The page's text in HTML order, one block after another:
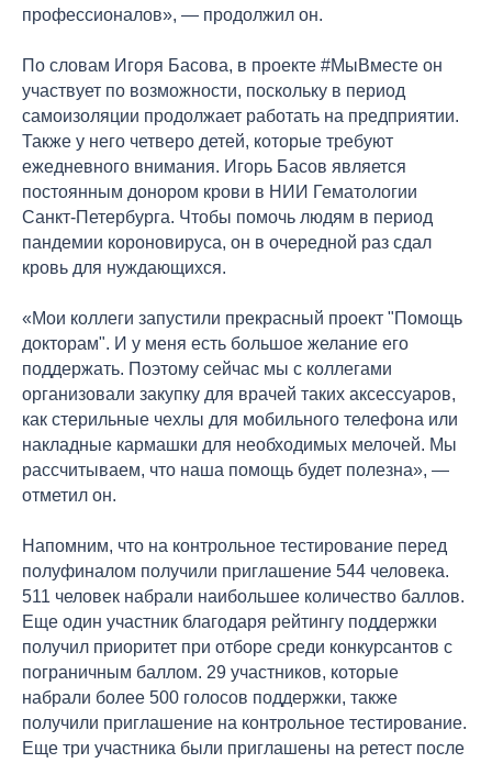
профессионалов», — продолжил он.
По словам Игоря Басова, в проекте #МыВместе он
участвует по возможности, поскольку в период
самоизоляции продолжает работать на предприятии.
Также у него четверо детей, которые требуют
ежедневного внимания. Игорь Басов является
постоянным донором крови в НИИ Гематологии
Санкт-Петербурга. Чтобы помочь людям в период
пандемии короновируса, он в очередной раз сдал
кровь для нуждающихся.
«Мои коллеги запустили прекрасный проект "Помощь
докторам". И у меня есть большое желание его
поддержать. Поэтому сейчас мы с коллегами
организовали закупку для врачей таких аксессуаров,
как стерильные чехлы для мобильного телефона или
накладные кармашки для необходимых мелочей. Мы
рассчитываем, что наша помощь будет полезна», —
отметил он.
Напомним, что на контрольное тестирование перед
полуфиналом получили приглашение 544 человека.
511 человек набрали наибольшее количество баллов.
Еще один участник благодаря рейтингу поддержки
получил приоритет при отборе среди конкурсантов с
пограничным баллом. 29 участников, которые
набрали более 500 голосов поддержки, также
получили приглашение на контрольное тестирование.
Еще три участника были приглашены на ретест после